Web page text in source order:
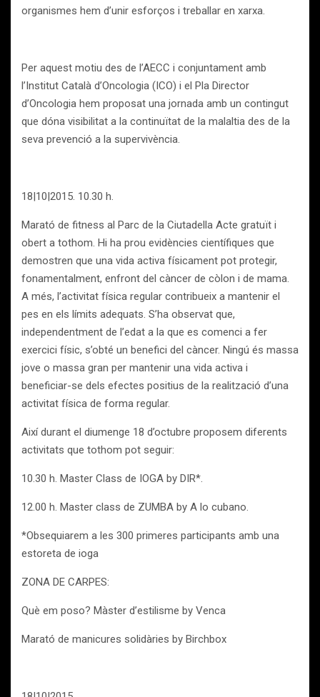
organismes hem d’unir esforços i treballar en xarxa.
Per aquest motiu des de l’AECC i conjuntament amb
l’Institut Català d’Oncologia (ICO) i el Pla Director
d’Oncologia hem proposat una jornada amb un contingut
que dóna visibilitat a la continuïtat de la malaltia des de la
seva prevenció a la supervivència.
18|10|2015. 10.30 h.
Marató de fitness al Parc de la Ciutadella Acte gratuït i
obert a tothom. Hi ha prou evidències científiques que
demostren que una vida activa físicament pot protegir,
fonamentalment, enfront del càncer de còlon i de mama.
A més, l’activitat física regular contribueix a mantenir el
pes en els límits adequats. S’ha observat que,
independentment de l’edat a la que es comenci a fer
exercici físic, s’obté un benefici del càncer. Ningú és massa
jove o massa gran per mantenir una vida activa i
beneficiar-se dels efectes positius de la realització d’una
activitat física de forma regular.
Així durant el diumenge 18 d’octubre proposem diferents
activitats que tothom pot seguir:
10.30 h. Master Class de IOGA by DIR*.
12.00 h. Master class de ZUMBA by A lo cubano.
*Obsequiarem a les 300 primeres participants amb una
estoreta de ioga
ZONA DE CARPES:
Què em poso? Màster d’estilisme by Venca
Marató de manicures solidàries by Birchbox